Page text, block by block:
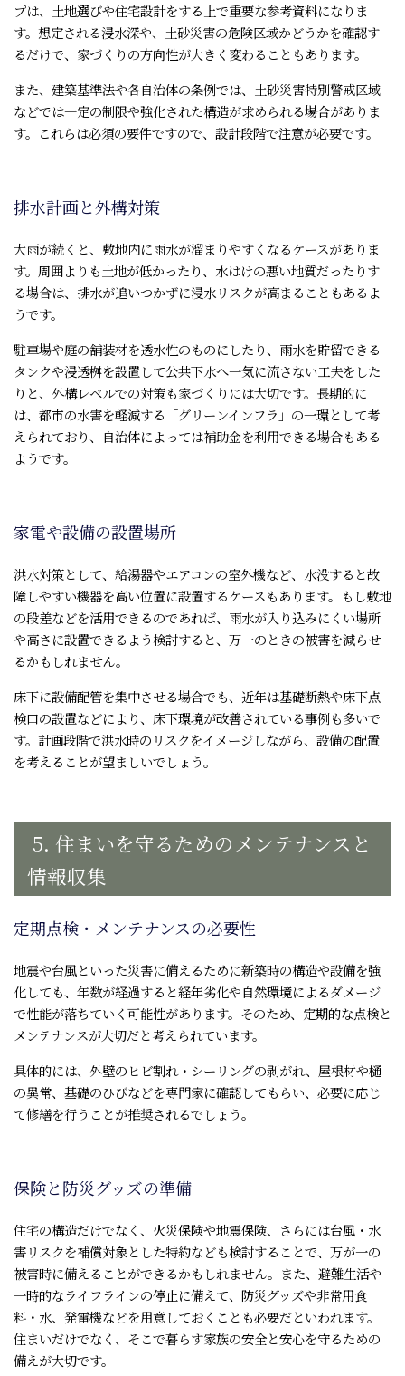
プは、土地選びや住宅設計をする上で重要な参考資料になりま
す。想定される浸水深や、土砂災害の危険区域かどうかを確認す
るだけで、家づくりの方向性が大きく変わることもあります。
また、建築基準法や各自治体の条例では、土砂災害特別警戒区域
などでは一定の制限や強化された構造が求められる場合がありま
す。これらは必須の要件ですので、設計段階で注意が必要です。
排水計画と外構対策
大雨が続くと、敷地内に雨水が溜まりやすくなるケースがありま
す。周囲よりも土地が低かったり、水はけの悪い地質だったりす
る場合は、排水が追いつかずに浸水リスクが高まることもあるよ
うです。
駐車場や庭の舗装材を透水性のものにしたり、雨水を貯留できる
タンクや浸透桝を設置して公共下水へ一気に流さない工夫をした
りと、外構レベルでの対策も家づくりには大切です。長期的に
は、都市の水害を軽減する「グリーンインフラ」の一環として考
えられており、自治体によっては補助金を利用できる場合もある
ようです。
家電や設備の設置場所
洪水対策として、給湯器やエアコンの室外機など、水没すると故
障しやすい機器を高い位置に設置するケースもあります。もし敷地
の段差などを活用できるのであれば、雨水が入り込みにくい場所
や高さに設置できるよう検討すると、万一のときの被害を減らせ
るかもしれません。
床下に設備配管を集中させる場合でも、近年は基礎断熱や床下点
検口の設置などにより、床下環境が改善されている事例も多いで
す。計画段階で洪水時のリスクをイメージしながら、設備の配置
を考えることが望ましいでしょう。
5. 住まいを守るためのメンテナンスと
情報収集
定期点検・メンテナンスの必要性
地震や台風といった災害に備えるために新築時の構造や設備を強
化しても、年数が経過すると経年劣化や自然環境によるダメージ
で性能が落ちていく可能性があります。そのため、定期的な点検と
メンテナンスが大切だと考えられています。
具体的には、外壁のヒビ割れ・シーリングの剥がれ、屋根材や樋
の異常、基礎のひびなどを専門家に確認してもらい、必要に応じ
て修繕を行うことが推奨されるでしょう。
保険と防災グッズの準備
住宅の構造だけでなく、火災保険や地震保険、さらには台風・水
害リスクを補償対象とした特約なども検討することで、万が一の
被害時に備えることができるかもしれません。また、避難生活や
一時的なライフラインの停止に備えて、防災グッズや非常用食
料・水、発電機などを用意しておくことも必要だといわれます。
住まいだけでなく、そこで暮らす家族の安全と安心を守るための
備えが大切です。